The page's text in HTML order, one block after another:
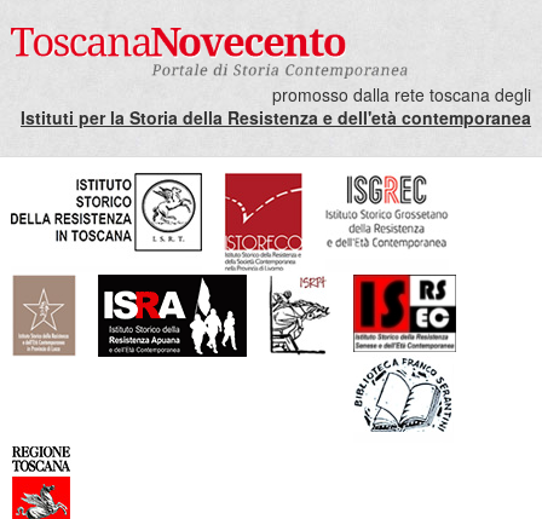
promosso dalla rete toscana degli
Istituti per la Storia della Resistenza e dell'età contemporanea